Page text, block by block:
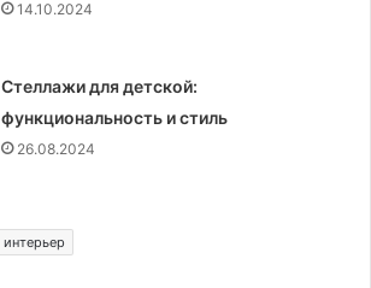
14.10.2024
Стеллажи для детской:
функциональность и стиль
26.08.2024
интерьер